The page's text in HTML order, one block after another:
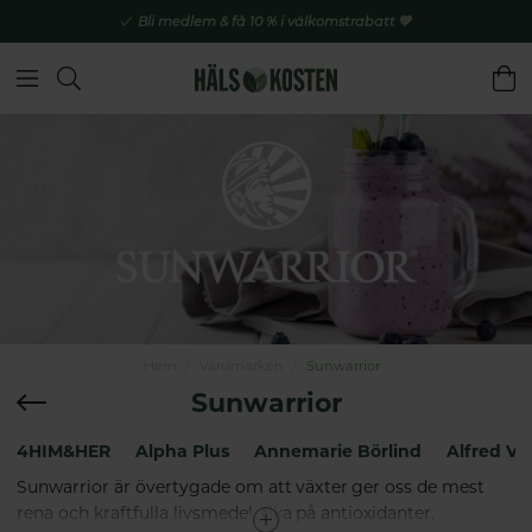
Bli medlem & få 10 % i välkomstrabatt 💚
Sunwarrior
Sunwarrior
4HIM&HER Alpha Plus Annemarie Börlind
Alfred
Sunwarrior är övertygade om att växter ger oss de mest
rena och kraftfulla livsmedel, rika på antioxidanter,